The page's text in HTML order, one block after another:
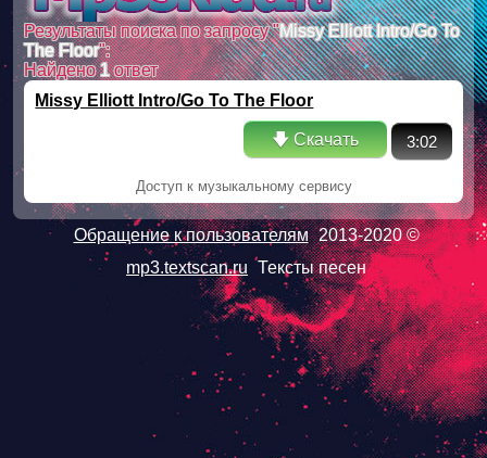
Результаты поиска по запросу "Missy Elliott Intro/Go To
The Floor":
Найдено1ответ
Missy Elliott Intro/Go To The Floor
🡇 Скачать 3:02
Доступ к музыкальному сервису
Обращение к пользователям 2013-2020 ©
mp3.textscan.ru Тексты песен